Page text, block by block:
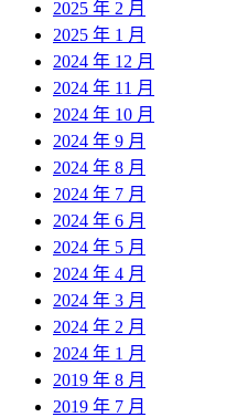
2025 年 2 月
2025 年 1 月
2024 年 12 月
2024 年 11 月
2024 年 10 月
2024 年 9 月
2024 年 8 月
2024 年 7 月
2024 年 6 月
2024 年 5 月
2024 年 4 月
2024 年 3 月
2024 年 2 月
2024 年 1 月
2019 年 8 月
2019 年 7 月